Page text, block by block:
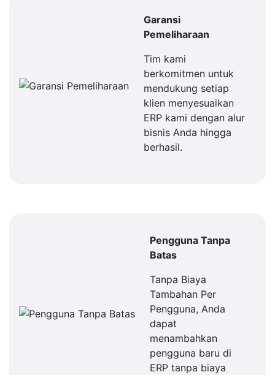
Garansi
Pemeliharaan
Tim kami
berkomitmen untuk
mendukung setiap
klien menyesuaikan
ERP kami dengan alur
bisnis Anda hingga
berhasil.
Pengguna Tanpa
Batas
Tanpa Biaya
Tambahan Per
Pengguna, Anda
dapat
menambahkan
pengguna baru di
ERP tanpa biaya